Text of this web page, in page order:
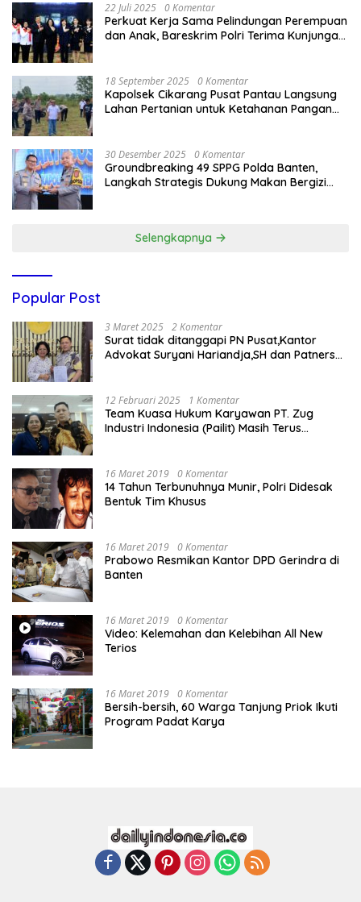
22 Juli 2025 0 Komentar
Perkuat Kerja Sama Pelindungan Perempuan
dan Anak, Bareskrim Polri Terima Kunjungan
18 September 2025 0 Komentar
Kapolsek Cikarang Pusat Pantau Langsung
Lahan Pertanian untuk Ketahanan Pangan
30 Desember 2025 0 Komentar
Groundbreaking 49 SPPG Polda Banten,
Langkah Strategis Dukung Makan Bergizi
Selengkapnya
Popular Post
3 Maret 2025 2 Komentar
Surat tidak ditanggapi PN Pusat,Kantor
Advokat Suryani Hariandja,SH dan Patners
12 Februari 2025 1 Komentar
Team Kuasa Hukum Karyawan PT. Zug
Industri Indonesia (Pailit) Masih Terus
16 Maret 2019 0 Komentar
14 Tahun Terbunuhnya Munir, Polri Didesak
Bentuk Tim Khusus
16 Maret 2019 0 Komentar
Prabowo Resmikan Kantor DPD Gerindra di
Banten
16 Maret 2019 0 Komentar
Video: Kelemahan dan Kelebihan All New
Terios
16 Maret 2019 0 Komentar
Bersih-bersih, 60 Warga Tanjung Priok Ikuti
Program Padat Karya